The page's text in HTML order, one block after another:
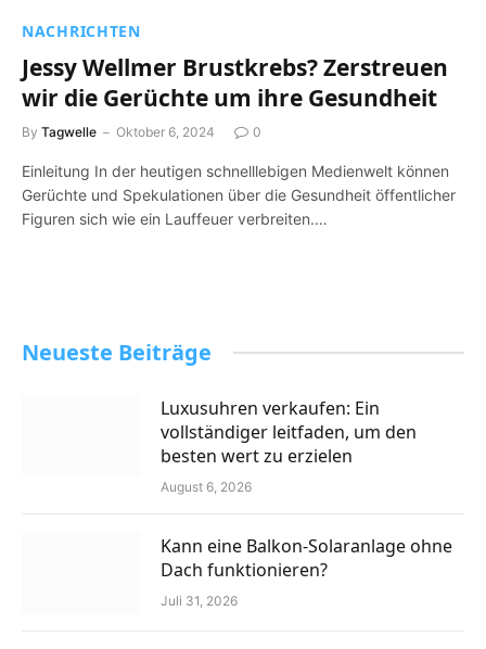
NACHRICHTEN
Jessy Wellmer Brustkrebs? Zerstreuen
wir die Gerüchte um ihre Gesundheit
By Tagwelle Oktober 6, 2024 0
Einleitung In der heutigen schnelllebigen Medienwelt können
Gerüchte und Spekulationen über die Gesundheit öffentlicher
Figuren sich wie ein Lauffeuer verbreiten.…
Neueste Beiträge
Luxusuhren verkaufen: Ein
vollständiger leitfaden, um den
besten wert zu erzielen
August 6, 2026
Kann eine Balkon-Solaranlage ohne
Dach funktionieren?
Juli 31, 2026